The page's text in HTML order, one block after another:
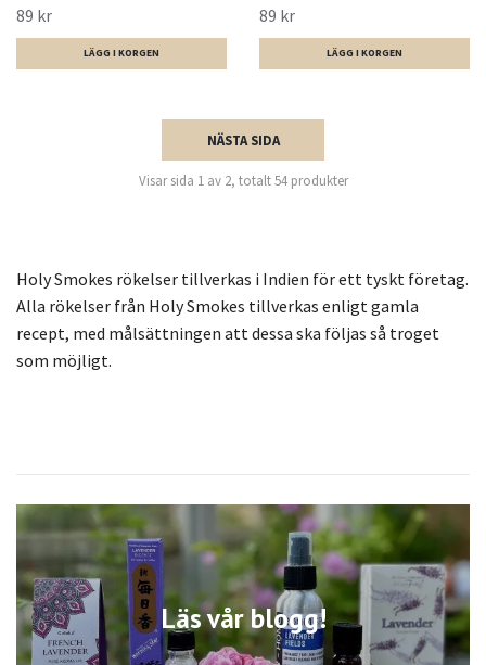
Läs vår blogg!
89 kr 89 kr
NÄSTA SIDA
Visar sida 1 av 2, totalt 54 produkter
Holy Smokes rökelser tillverkas i Indien för ett tyskt företag.
Alla rökelser från Holy Smokes tillverkas enligt gamla
recept, med målsättningen att dessa ska följas så troget
som möjligt.